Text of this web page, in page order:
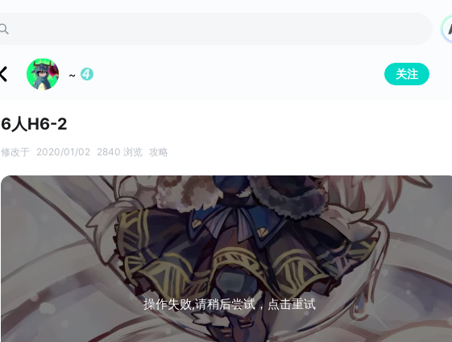
~ 关注
6人H6-2
修改于 2020/01/02 2840 浏览 攻略
操作失败,请稍后尝试，点击重试